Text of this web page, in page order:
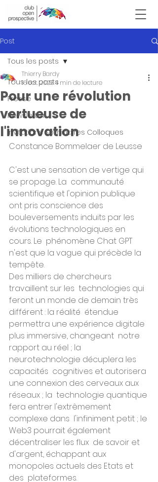
Victor Hugo
Post
Tous les posts
Presse
Newsletter
Invitations Seminaires Colloques
Tous les posts
Pour une révolution
vertueuse de
l'innovation
Thierry Bardy
16 oct. 20234 min de lecture
Constance Bommelaer de Leusse
C'est une sensation de vertige qui
se propage. La  communauté
scientifique et l'opinion publique
ont pris conscience des
bouleversements induits par les
évolutions technologiques en
cours. Le  phénomène Chat GPT
n'est que la vague qui précède la
tempête.
Des milliers de chercheurs
travaillent sur les  technologies qui
feront un monde de demain très
différent : la réalité  étendue
permettra une expérience digitale
plus immersive, changeant  notre
rapport au réel ; la
neurotechnologie décuplera les
capacités  cognitives et autorisera
une connexion des cerveaux aux
réseaux ; la  technologie quantique
fera entrer l'extrêmement
complexe dans  l'infiniment petit ; le
Web3 pourrait également
décentraliser les flux  de savoir et
d'argent, échappant aux
monopoles actuels des Etats et
des  plateformes.